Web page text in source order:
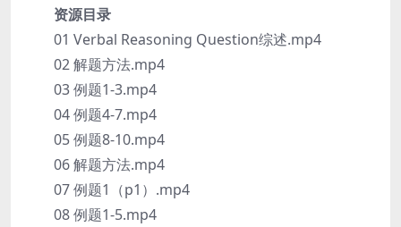
资源目录
01 Verbal Reasoning Question综述.mp4
02 解题方法.mp4
03 例题1-3.mp4
04 例题4-7.mp4
05 例题8-10.mp4
06 解题方法.mp4
07 例题1（p1）.mp4
08 例题1-5.mp4